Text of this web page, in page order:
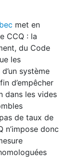
met en
CCQ : la
du Code
les
système
d’empêcher
dans les vides
de taux de
n’impose donc